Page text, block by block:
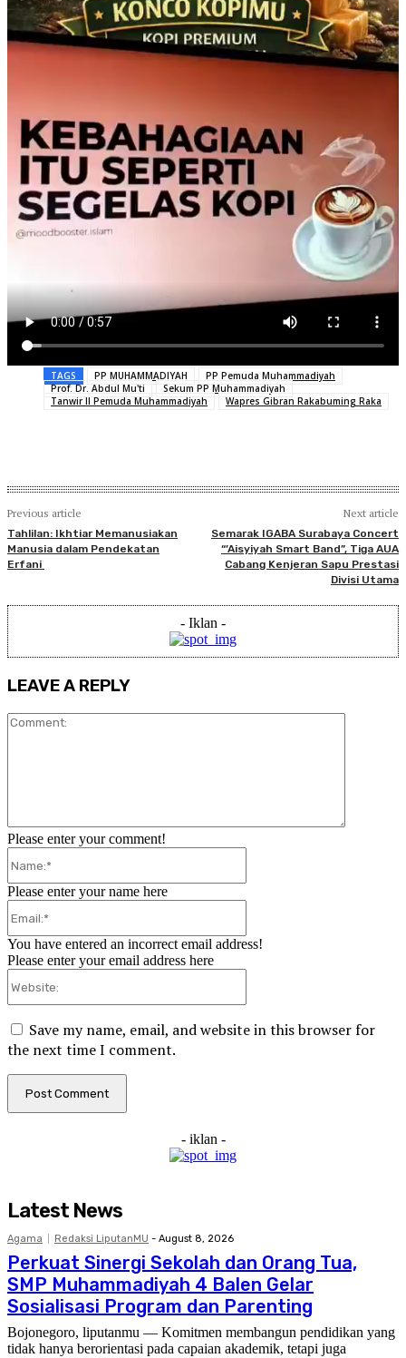
TAGS PP MUHAMMADIYAH
PP Pemuda Muhammadiyah
Prof. Dr. Abdul Mu'ti
Sekum PP Muhammadiyah
Tanwir II Pemuda Muhammadiyah
Wapres Gibran Rakabuming Raka
Previous article
Tahlilan: Ikhtiar Memanusiakan
Manusia dalam Pendekatan
Erfani
Next article
Semarak IGABA Surabaya Concert
“’Aisyiyah Smart Band”, Tiga AUA
Cabang Kenjeran Sapu Prestasi
Divisi Utama
- Iklan -
LEAVE A REPLY
Please enter your comment!
Please enter your name here
You have entered an incorrect email address!
Please enter your email address here
Save my name, email, and website in this browser for
the next time I comment.
- iklan -
Latest News
Agama Redaksi LiputanMU - August 8, 2026
Perkuat Sinergi Sekolah dan Orang Tua,
SMP Muhammadiyah 4 Balen Gelar
Sosialisasi Program dan Parenting
Bojonegoro, liputanmu — Komitmen membangun pendidikan yang
tidak hanya berorientasi pada capaian akademik, tetapi juga